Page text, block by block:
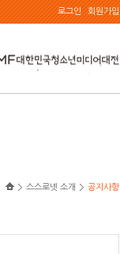
로그인 회원가입
스스로넷 소개 공지사항